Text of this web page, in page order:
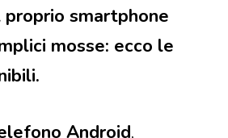
smartphone
mosse: ecco le
Android,